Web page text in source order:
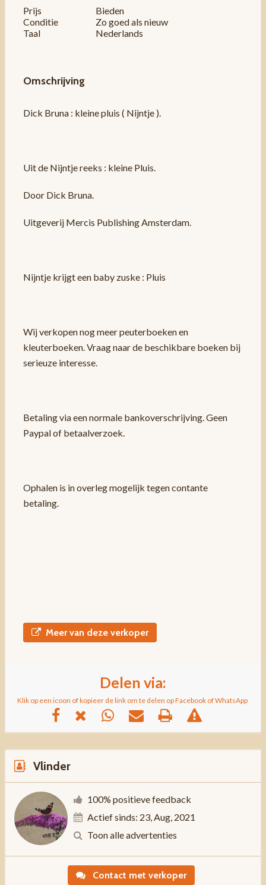
Prijs
Bieden
Conditie
Zo goed als nieuw
Taal
Nederlands
Omschrijving
Dick Bruna : kleine pluis ( Nijntje ).
Uit de Nijntje reeks : kleine Pluis.
Door Dick Bruna.
Uitgeverij Mercis Publishing Amsterdam.
Nijntje krijgt een baby zuske : Pluis
Wij verkopen nog meer peuterboeken en
kleuterboeken. Vraag naar de beschikbare boeken bij
serieuze interesse.
Betaling via een normale bankoverschrijving. Geen
Paypal of betaalverzoek.
Ophalen is in overleg mogelijk tegen contante
betaling.
Meer van deze verkoper
Delen via:
Klik op een icoon of kopieer de link om te delen op Facebook of WhatsApp
Vlinder
100% positieve feedback
Actief sinds: 23, Aug, 2021
Toon alle advertenties
Contact met verkoper